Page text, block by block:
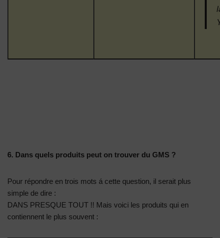
6. Dans quels produits peut on trouver du GMS ?
Pour répondre en trois mots á cette question, il serait plus
simple de dire :
DANS PRESQUE TOUT !! Mais voici les produits qui en
contiennent le plus souvent :